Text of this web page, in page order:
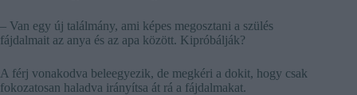
– Van egy új találmány, ami képes megosztani a szülés
fájdalmait az anya és az apa között. Kipróbálják?
A férj vonakodva beleegyezik, de megkéri a dokit, hogy csak
fokozatosan haladva irányítsa át rá a fájdalmakat.